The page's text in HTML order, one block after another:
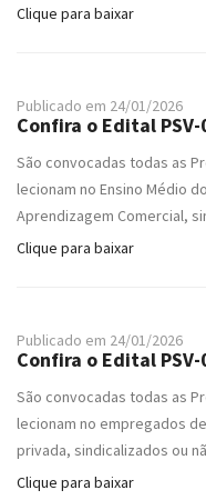
Clique para baixar
Publicado em 24/01/2026
Confira o Edital
São convocadas todas as
lecionam no Ensino Médio
Aprendizagem Comercial,
Clique para baixar
Publicado em 24/01/2026
Confira o Edital
São convocadas todas as
lecionam no empregados
privada, sindicalizados ou
Clique para baixar